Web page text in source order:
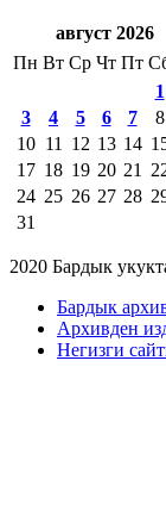
август 2026
Пн Вт Ср Чт Пт
1
3
4 5 6 7 8
10 11 12 13 14
17 18 19 20 21
24 25 26 27 28
31
2020 Бардык
Бардык
Архивден
Негизги